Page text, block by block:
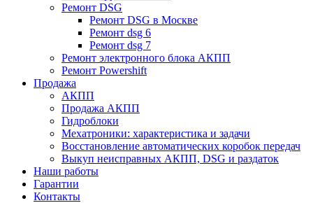
Ремонт DSG
Ремонт DSG в Москве
Ремонт dsg 6
Ремонт dsg 7
Ремонт электронного блока АКПП
Ремонт Powershift
Продажа
АКПП
Продажа АКПП
Гидроблоки
Мехатроники: характеристика и задачи
Восстановление автоматических коробок передач
Выкуп неисправных АКПП, DSG и раздаток
Наши работы
Гарантии
Контакты